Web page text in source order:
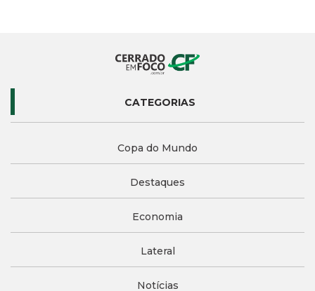
CATEGORIAS
Copa do Mundo
Destaques
Economia
Lateral
Notícias